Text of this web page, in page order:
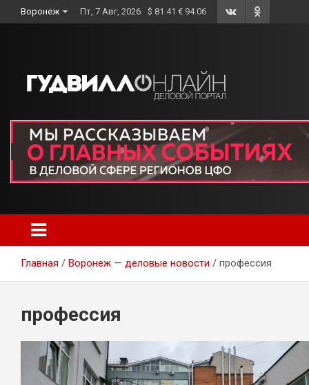
to
Воронеж Пт, 7 Авг, 2026 $ 81.41 € 94.06
Главная Воронеж — деловые новости профессия
профессия